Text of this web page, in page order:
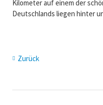
Kilometer auf einem der
Deutschlands liegen hinter
Zurück